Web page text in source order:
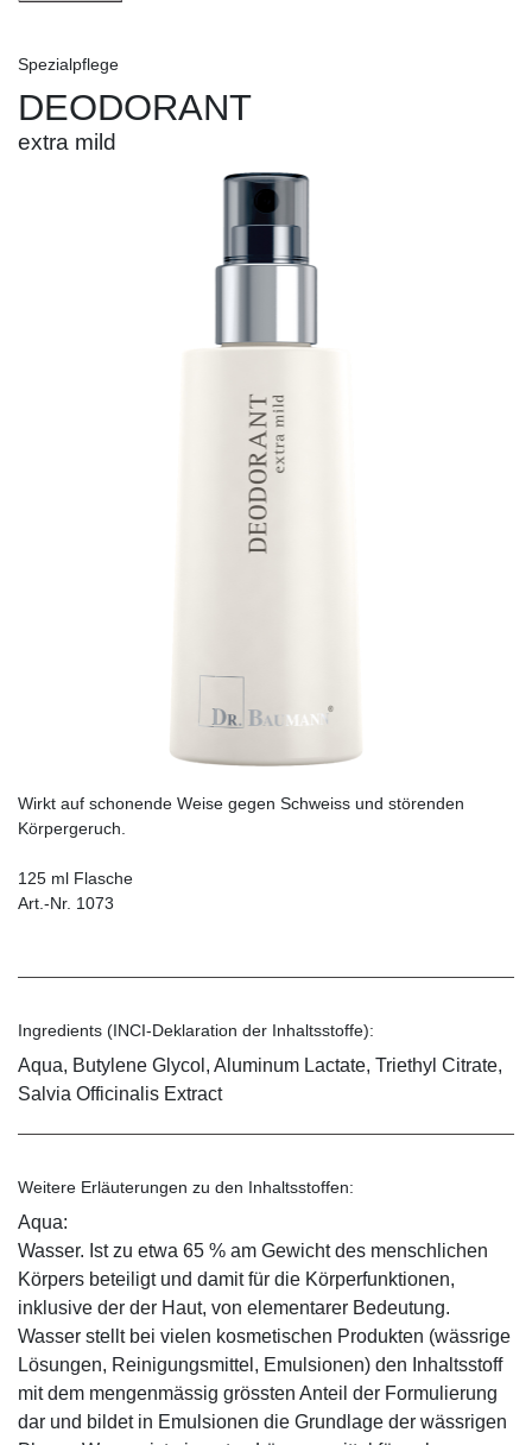
Spezialpflege
DEODORANT
extra mild
Wirkt auf schonende Weise gegen Schweiss und störenden
Körpergeruch.
125 ml Flasche
Art.-Nr. 1073
Ingredients (INCI-Deklaration der Inhaltsstoffe):
Aqua, Butylene Glycol, Aluminum Lactate, Triethyl Citrate,
Salvia Officinalis Extract
Weitere Erläuterungen zu den Inhaltsstoffen:
Aqua:
Wasser. Ist zu etwa 65 % am Gewicht des menschlichen
Körpers beteiligt und damit für die Körperfunktionen,
inklusive der der Haut, von elementarer Bedeutung.
Wasser stellt bei vielen kosmetischen Produkten (wässrige
Lösungen, Reinigungsmittel, Emulsionen) den Inhaltsstoff
mit dem mengenmässig grössten Anteil der Formulierung
dar und bildet in Emulsionen die Grundlage der wässrigen